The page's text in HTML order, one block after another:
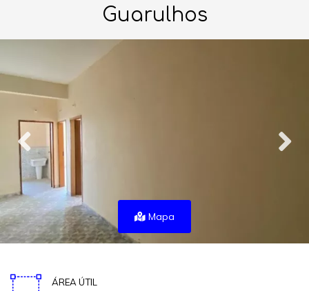
Guarulhos
Mapa
ÁREA ÚTIL